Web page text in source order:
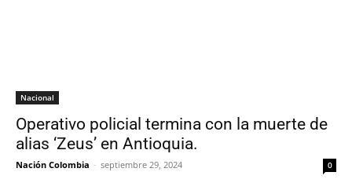
Nacional
Operativo policial termina con la muerte de
alias ‘Zeus’ en Antioquia.
Nación Colombia - septiembre 29, 2024 0